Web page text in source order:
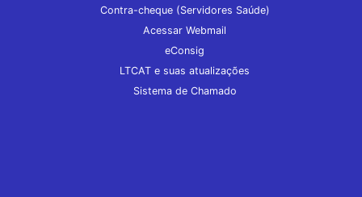
Contra-cheque (Servidores Saúde)
Acessar Webmail
eConsig
LTCAT e suas atualizações
Sistema de Chamado